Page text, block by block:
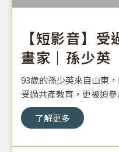
【短影音】
畫家｜孫少英
93歲的孫少英來自山東
受過共產教育，更被迫
竟也遭批鬥而死！
了解更多